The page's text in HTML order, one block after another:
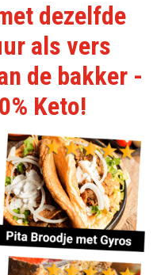
dezelfde
als vers
de bakker -
Keto!